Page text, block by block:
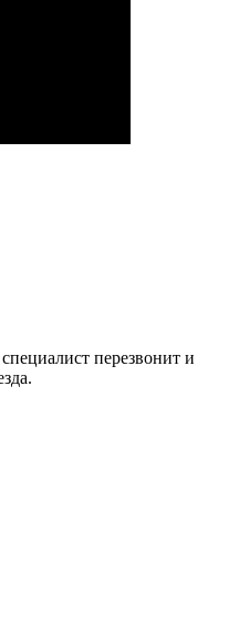
перезвонит и